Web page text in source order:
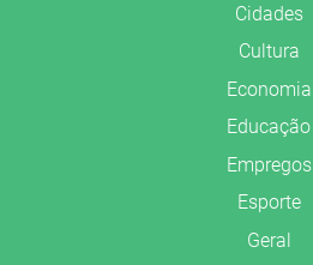
Cidades
Cultura
Economia
Educação
Empregos
Esporte
Geral